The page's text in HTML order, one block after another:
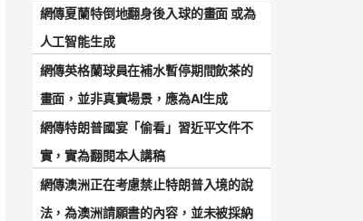
網傳夏蘭特倒地翻身後入球的畫面 或為
人工智能生成
網傳英格蘭球員在補水暫停期間飲茶的
畫面，並非真實場景，應為AI生成
網傳特朗普國宴「偷看」習近平文件不
實，實為翻閱本人講稿
網傳澳洲正在考慮禁止特朗普入境的說
法，為澳洲請願書的內容，並未被採納